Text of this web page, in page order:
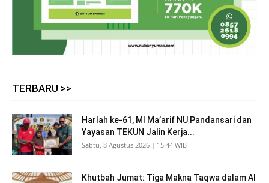
TERBARU >>
Harlah ke-61, MI Ma’arif NU Pandansari dan
Yayasan TEKUN Jalin Kerja...
Sabtu, 8 Agustus 2026 | 15:44 WIB
Khutbah Jumat: Tiga Makna Taqwa dalam Al